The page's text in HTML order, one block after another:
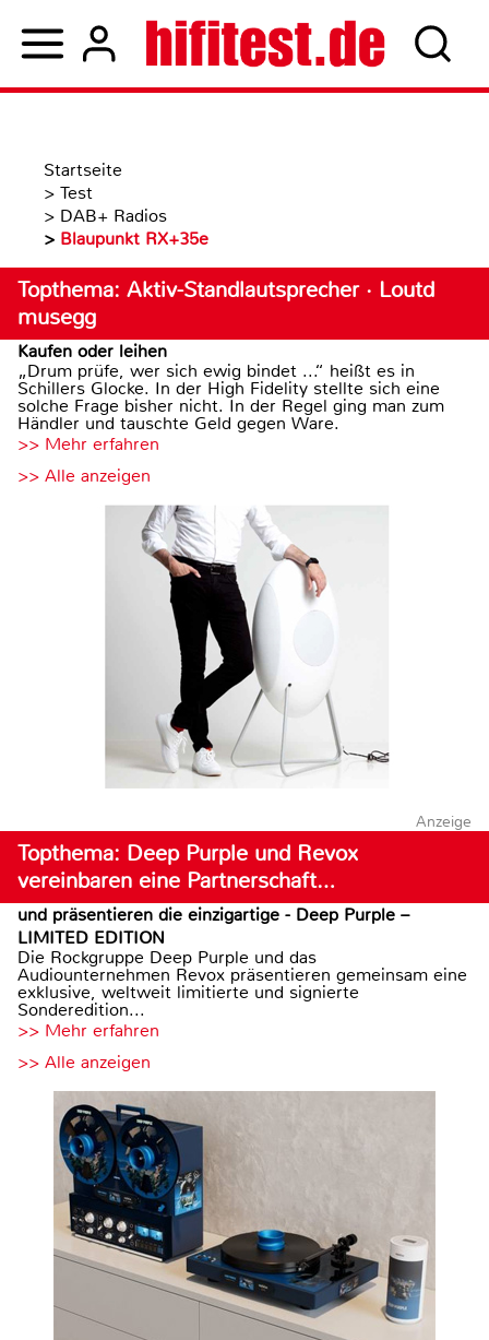
Startseite
> Test
> DAB+ Radios
> Blaupunkt RX+35e
Topthema: Aktiv-Standlautsprecher · Loutd
musegg
Kaufen oder leihen
„Drum prüfe, wer sich ewig bindet ...“ heißt es in
Schillers Glocke. In der High Fidelity stellte sich eine
solche Frage bisher nicht. In der Regel ging man zum
Händler und tauschte Geld gegen Ware.
>> Mehr erfahren
>> Alle anzeigen
Anzeige
Topthema: Deep Purple und Revox
vereinbaren eine Partnerschaft…
und präsentieren die einzigartige - Deep Purple –
LIMITED EDITION
Die Rockgruppe Deep Purple und das
Audiounternehmen Revox präsentieren gemeinsam eine
exklusive, weltweit limitierte und signierte
Sonderedition...
>> Mehr erfahren
>> Alle anzeigen